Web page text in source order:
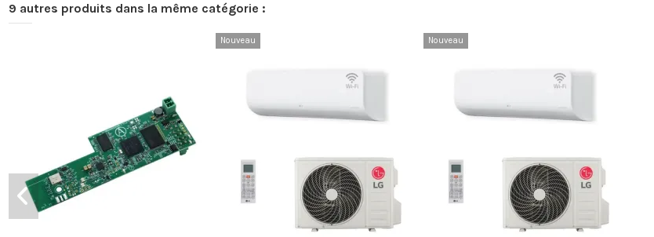
9 autres produits dans la même catégorie :
Nouveau Nouveau